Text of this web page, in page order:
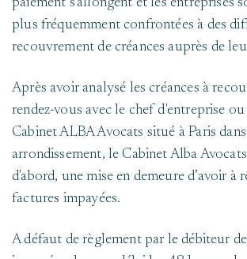
paiement s'allongent et les entreprises
plus fréquemment confrontées à des
recouvrement de créances auprès de
Après avoir analysé les créances à
rendez-vous avec le chef d'entreprise
Cabinet ALBA Avocats situé à Paris
arrondissement, le Cabinet Alba
d'abord, une mise en demeure d’avoir à
factures impayées.
A défaut de règlement par le débiteur